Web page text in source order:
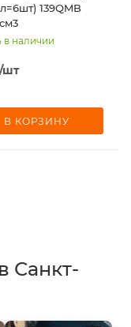
139QMB
в наличии
/шт
В КОРЗИНУ
Санкт-